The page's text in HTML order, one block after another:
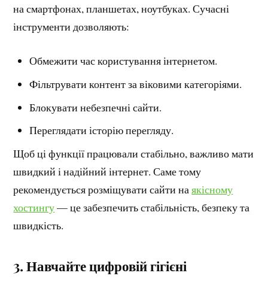
на смартфонах, планшетах, ноутбуках. Сучасні
інструменти дозволяють:
Обмежити час користування інтернетом.
Фільтрувати контент за віковими категоріями.
Блокувати небезпечні сайти.
Переглядати історію перегляду.
Щоб ці функції працювали стабільно, важливо мати
швидкий і надійний інтернет. Саме тому
рекомендується розміщувати сайти наякісному
хостингу— це забезпечить стабільність, безпеку та
швидкість.
3. Навчайте цифровій гігієні